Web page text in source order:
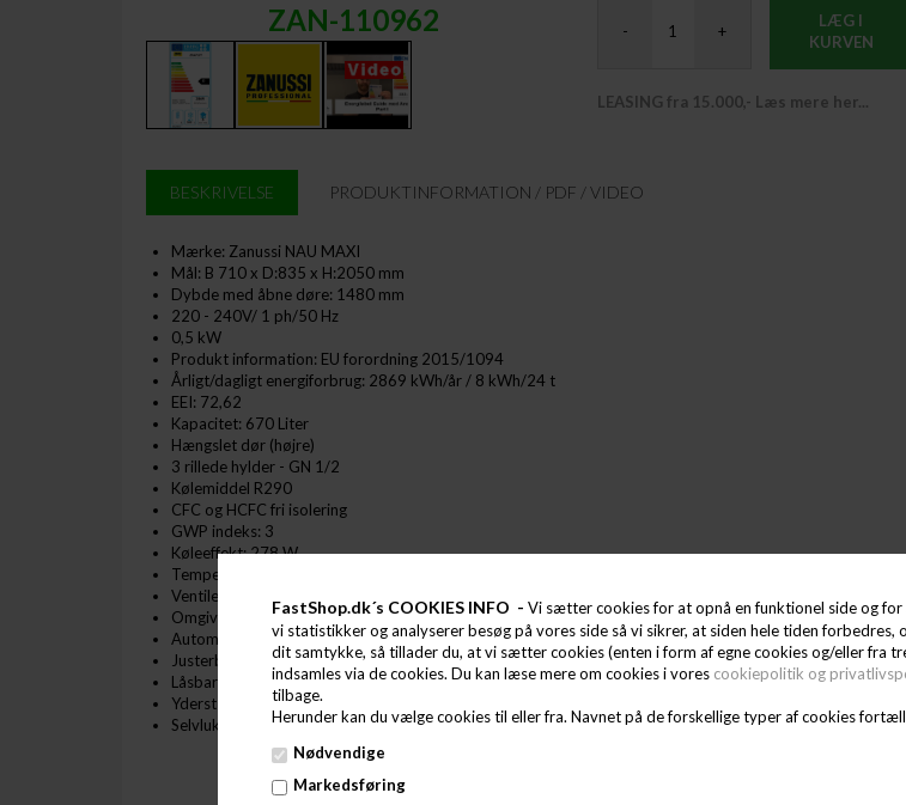
FastShop.dk´s COOKIES INFO - Vi sætter cookies for at opnå en funktionel side og
vi statistikker og analyserer besøg på vores side så vi sikrer, at siden hele tiden
dit samtykke, så tillader du, at vi sætter cookies (enten i form af egne cookies og/eller fra
indsamles via de cookies. Du kan læse mere om cookies i vores cookiepolitik og
tilbage.
Herunder kan du vælge cookies til eller fra. Navnet på de forskellige typer af cookies
Nødvendige
Markedsføring
ZAN-110962 - +
LÆG I
KURVEN
LEASING fra 15.000,- Læs mere her...
BESKRIVELSE PRODUKTINFORMATION / PDF / VIDEO
Mærke: Zanussi NAU MAXI
Mål: B 710 x D:835 x H:2050 mm
Dybde med åbne døre: 1480 mm
220 - 240V/ 1 ph/50 Hz
0,5 kW
Produkt information: EU forordning 2015/1094
Årligt/dagligt energiforbrug: 2869 kWh/år / 8 kWh/24 t
EEI: 72,62
Kapacitet: 670 Liter
Hængslet dør (højre)
3 rillede hylder - GN 1/2
Kølemiddel R290
CFC og HCFC fri isolering
GWP indeks: 3
Køleeffekt: 278 W
Temperatur: -15 ºC - - 22 ºC
Ventileret frys
Omgivelsestemperatur: Max 40 C
Automatisk afrimning
Justerbare fødder
Låsbar dør
Yderst rengøringsvenlig
Selvlukkende døre, der kan åbnes 180 gr